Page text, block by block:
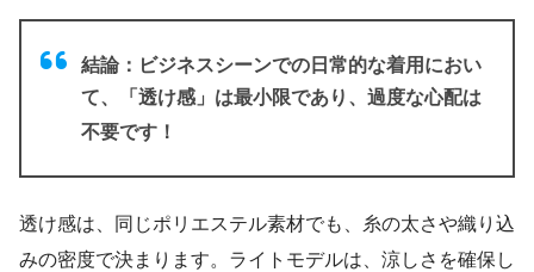
結論：ビジネスシーンでの日常的な着用におい
て、「透け感」は最小限であり、過度な心配は
不要です！
透け感は、同じポリエステル素材でも、糸の太さや織り込
みの密度で決まります。ライトモデルは、涼しさを確保し